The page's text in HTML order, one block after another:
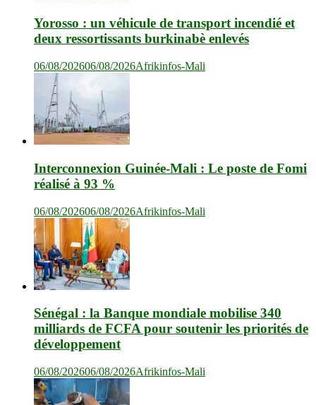
Yorosso : un véhicule de transport incendié et
deux ressortissants burkinabè enlevés
06/08/202606/08/2026Afrikinfos-Mali
Interconnexion Guinée-Mali : Le poste de Fomi
réalisé à 93 %
06/08/202606/08/2026Afrikinfos-Mali
Sénégal : la Banque mondiale mobilise 340
milliards de FCFA pour soutenir les priorités de
développement
06/08/202606/08/2026Afrikinfos-Mali